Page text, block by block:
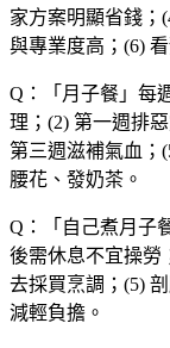
家方案明顯省錢；
與專業度高；(6)
Q：「 月子餐 」每
理；(2) 第一週排
第三週滋補氣血；
腰花、發奶茶。
Q：「 自己煮月子
後需休息不宜操勞
去採買烹調；(5)
減輕負擔。